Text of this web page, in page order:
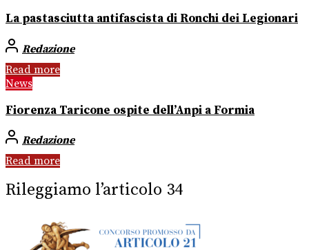
La pastasciutta antifascista di Ronchi dei Legionari
Redazione
Read more
News
Fiorenza Taricone ospite dell’Anpi a Formia
Redazione
Read more
Rileggiamo l’articolo 34